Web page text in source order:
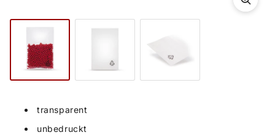
transparent
unbedruckt